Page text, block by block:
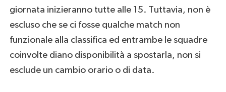
giornata inizieranno tutte alle 15. Tuttavia, non è
escluso che se ci fosse qualche match non
funzionale alla classifica ed entrambe le squadre
coinvolte diano disponibilità a spostarla, non si
esclude un cambio orario o di data.